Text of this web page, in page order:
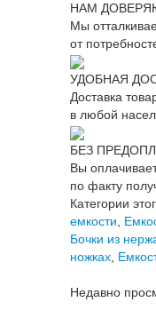
НАМ
Мы
от
УДОБНАЯ
Доставка
в любой
БЕЗ
Вы
по факту
Категории
емкости
Бочки из
ножках
Недавно